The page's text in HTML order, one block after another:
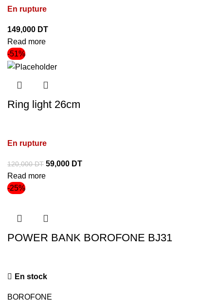
En rupture
149,000 DT
Read more
-51%
Ring light 26cm
En rupture
120,000DT 59,000 DT
Read more
-25%
POWER BANK BOROFONE BJ31
En stock
BOROFONE